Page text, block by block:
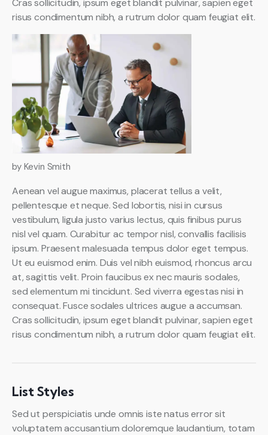
Cras sollicitudin, ipsum eget blandit pulvinar, sapien eget
risus condimentum nibh, a rutrum dolor quam feugiat elit.
by Kevin Smith
Aenean vel augue maximus, placerat tellus a velit,
pellentesque et neque. Sed lobortis, nisi in cursus
vestibulum, ligula justo varius lectus, quis finibus purus
nisl vel quam. Curabitur ac tempor nisl, convallis facilisis
ipsum. Praesent malesuada tempus dolor eget tempus.
Ut eu euismod enim. Duis vel nibh euismod, rhoncus arcu
at, sagittis velit. Proin faucibus ex nec mauris sodales,
sed elementum mi tincidunt. Sed viverra egestas nisi in
consequat. Fusce sodales ultrices augue a accumsan.
Cras sollicitudin, ipsum eget blandit pulvinar, sapien eget
risus condimentum nibh, a rutrum dolor quam feugiat elit.
List Styles
Sed ut perspiciatis unde omnis iste natus error sit
voluptatem accusantium doloremque laudantium, totam